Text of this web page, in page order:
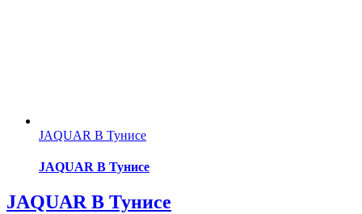
JAQUAR В Тунисе
JAQUAR В Тунисе
JAQUAR В Тунисе